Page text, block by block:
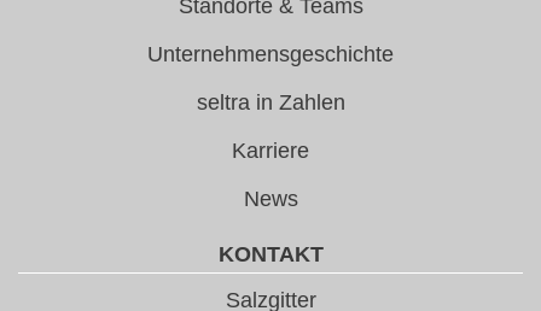
Standorte & Teams
Unternehmensgeschichte
seltra in Zahlen
Karriere
News
KONTAKT
Salzgitter